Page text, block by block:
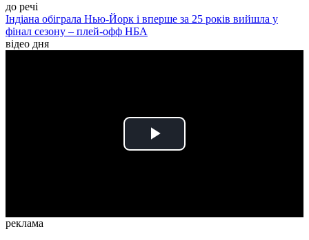
до речі
Індіана обіграла Нью-Йорк і вперше за 25 років вийшла у
фінал сезону – плей-офф НБА
відео дня
Play
реклама